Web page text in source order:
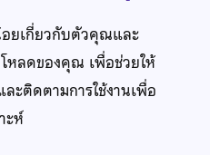
อยเกี่ยวกับตัวคุณและ
หลดของคุณ เพื่อช่วยให้
ละติดตามการใช้งานเพื่อ
ะห์